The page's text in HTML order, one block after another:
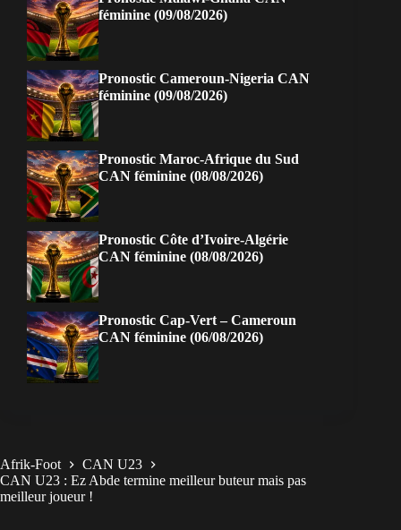
féminine (09/08/2026)
Pronostic Cameroun-Nigeria CAN
féminine (09/08/2026)
Pronostic Maroc-Afrique du Sud
CAN féminine (08/08/2026)
Pronostic Côte d’Ivoire-Algérie
CAN féminine (08/08/2026)
Pronostic Cap-Vert – Cameroun
CAN féminine (06/08/2026)
Afrik-Foot
CAN U23
CAN U23 : Ez Abde termine meilleur buteur mais pas
meilleur joueur !